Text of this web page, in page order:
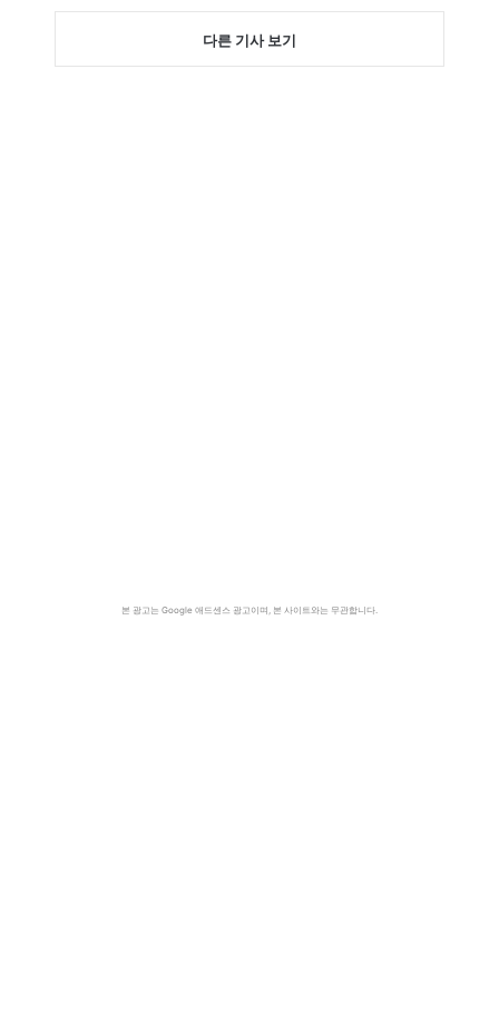
다른 기사 보기
본 광고는 Google 애드센스 광고이며, 본 사이트와는 무관합니다.